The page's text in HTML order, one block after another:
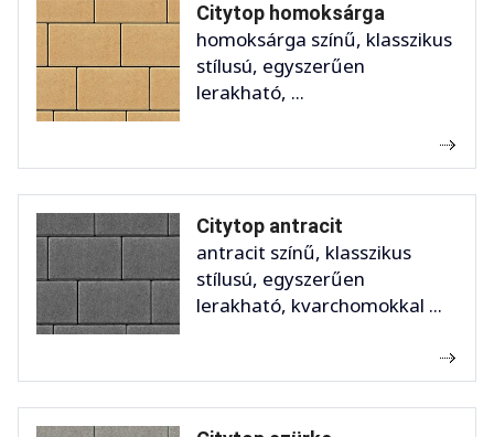
Citytop homoksárga
homoksárga színű, klasszikus
stílusú, egyszerűen
lerakható, ...
Citytop antracit
antracit színű, klasszikus
stílusú, egyszerűen
lerakható, kvarchomokkal ...